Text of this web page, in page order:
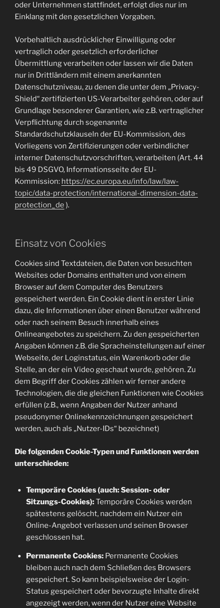
oder Unternehmen stattfindet, erfolgt dies nur im
Einklang mit den gesetzlichen Vorgaben.
Vorbehaltlich ausdrücklicher Einwilligung oder
vertraglich oder gesetzlich erforderlicher
Übermittlung verarbeiten oder lassen wir die Daten
nur in Drittländern mit einem anerkannten
Datenschutzniveau, zu denen die unter dem „Privacy-
Shield“ zertifizierten US-Verarbeiter gehören, oder auf
Grundlage besonderer Garantien, wie z.B. vertraglicher
Verpflichtung durch sogenannte
Standardschutzklauseln der EU-Kommission, des
Vorliegens von Zertifizierungen oder verbindlicher
interner Datenschutzvorschriften, verarbeiten (Art. 44
bis 49 DSGVO, Informationsseite der EU-
Kommission: https://ec.europa.eu/info/law/law-
topic/data-protection/international-dimension-data-
protection_de ).
Einsatz von Cookies
Cookies sind Textdateien, die Daten von besuchten
Websites oder Domains enthalten und von einem
Browser auf dem Computer des Benutzers
gespeichert werden. Ein Cookie dient in erster Linie
dazu, die Informationen über einen Benutzer während
oder nach seinem Besuch innerhalb eines
Onlineangebotes zu speichern. Zu den gespeicherten
Angaben können z.B. die Spracheinstellungen auf einer
Webseite, der Loginstatus, ein Warenkorb oder die
Stelle, an der ein Video geschaut wurde, gehören. Zu
dem Begriff der Cookies zählen wir ferner andere
Technologien, die die gleichen Funktionen wie Cookies
erfüllen (z.B., wenn Angaben der Nutzer anhand
pseudonymer Onlinekennzeichnungen gespeichert
werden, auch als „Nutzer-IDs“ bezeichnet)
Die folgenden Cookie-Typen und Funktionen werden
unterschieden:
Temporäre Cookies (auch: Session- oder
Sitzungs-Cookies):Temporäre Cookies werden
spätestens gelöscht, nachdem ein Nutzer ein
Online-Angebot verlassen und seinen Browser
geschlossen hat.
Permanente Cookies:Permanente Cookies
bleiben auch nach dem Schließen des Browsers
gespeichert. So kann beispielsweise der Login-
Status gespeichert oder bevorzugte Inhalte direkt
angezeigt werden, wenn der Nutzer eine Website